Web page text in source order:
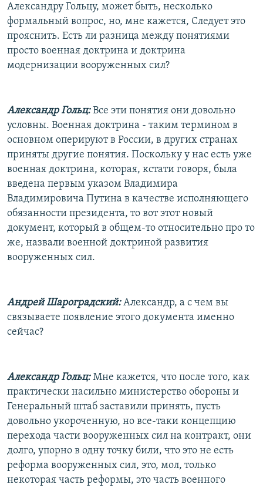
Александру Гольцу, может быть, несколько
формальный вопрос, но, мне кажется, Следует это
прояснить. Есть ли разница между понятиями
просто военная доктрина и доктрина
модернизации вооруженных сил?
Александр Гольц:Все эти понятия они довольно
условны. Военная доктрина - таким термином в
основном оперируют в России, в других странах
приняты другие понятия. Поскольку у нас есть уже
военная доктрина, которая, кстати говоря, была
введена первым указом Владимира
Владимировича Путина в качестве исполняющего
обязанности президента, то вот этот новый
документ, который в общем-то относительно про то
же, назвали военной доктриной развития
вооруженных сил.
Андрей Шароградский:Александр, а с чем вы
связываете появление этого документа именно
сейчас?
Александр Гольц:Мне кажется, что после того, как
практически насильно министерство обороны и
Генеральный штаб заставили принять, пусть
довольно укороченную, но все-таки концепцию
перехода части вооруженных сил на контракт, они
долго, упорно в одну точку били, что это не есть
реформа вооруженных сил, это, мол, только
некоторая часть реформы, это часть военного